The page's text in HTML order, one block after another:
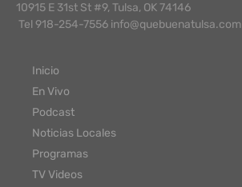
10915 E 31st St #9, Tulsa, OK 74146
Tel 918-254-7556 info@quebuenatulsa.com
Inicio
En Vivo
Podcast
Noticias Locales
Programas
TV Videos